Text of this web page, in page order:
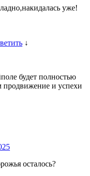
уже!
↓
будет полностью
продвижение и успехи
осталось?